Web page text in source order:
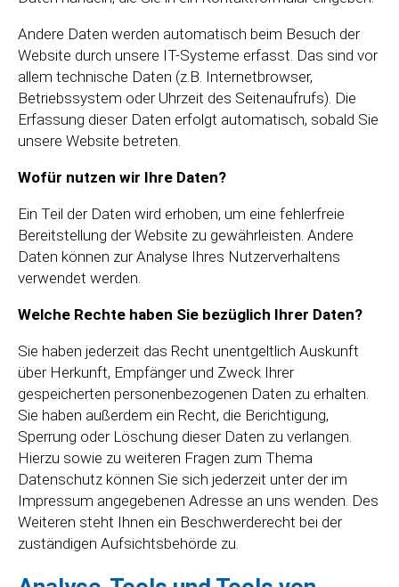
Andere Daten werden automatisch beim Besuch der
Website durch unsere IT-Systeme erfasst. Das sind vor
allem technische Daten (z.B. Internetbrowser,
Betriebssystem oder Uhrzeit des Seitenaufrufs). Die
Erfassung dieser Daten erfolgt automatisch, sobald Sie
unsere Website betreten.
Wofür nutzen wir Ihre Daten?
Ein Teil der Daten wird erhoben, um eine fehlerfreie
Bereitstellung der Website zu gewährleisten. Andere
Daten können zur Analyse Ihres Nutzerverhaltens
verwendet werden.
Welche Rechte haben Sie bezüglich Ihrer Daten?
Sie haben jederzeit das Recht unentgeltlich Auskunft
über Herkunft, Empfänger und Zweck Ihrer
gespeicherten personenbezogenen Daten zu erhalten.
Sie haben außerdem ein Recht, die Berichtigung,
Sperrung oder Löschung dieser Daten zu verlangen.
Hierzu sowie zu weiteren Fragen zum Thema
Datenschutz können Sie sich jederzeit unter der im
Impressum angegebenen Adresse an uns wenden. Des
Weiteren steht Ihnen ein Beschwerderecht bei der
zuständigen Aufsichtsbehörde zu.